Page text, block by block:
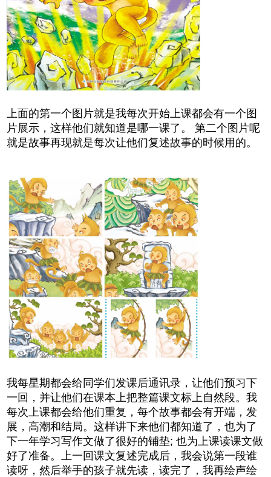
上面的第一个图片就是我每次开始上课都会有一个图
片展示，这样他们就知道是哪一课了。 第二个图片呢
就是故事再现就是每次让他们复述故事的时候用的。
我每星期都会给同学们发课后通讯录，让他们预习下
一回，并让他们在课本上把整篇课文标上自然段。我
每次上课都会给他们重复，每个故事都会有开端，发
展，高潮和结局。这样讲下来他们都知道了，也为了
下一年学习写作文做了很好的铺垫; 也为上课读课文做
好了准备。上一回课文复述完成后，我会说第一段谁
读呀，然后举手的孩子就先读，读完了，我再绘声绘